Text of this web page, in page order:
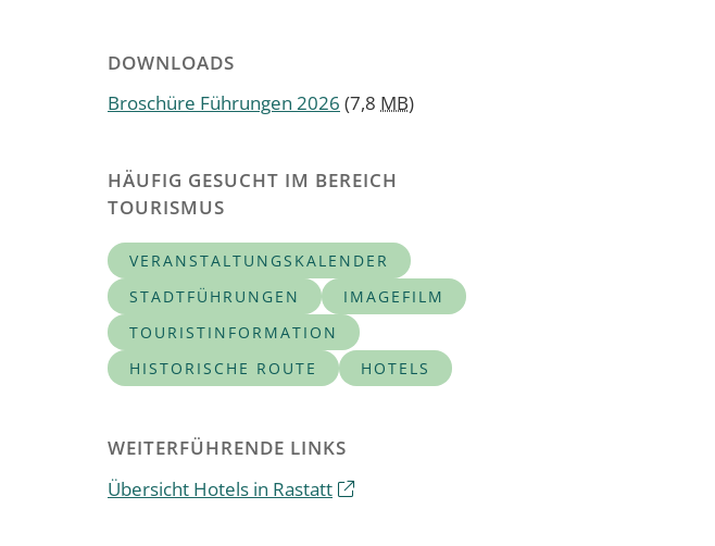
DOWNLOADS
Broschüre Führungen 2026 (7,8 MB)
HÄUFIG GESUCHT IM BEREICH
TOURISMUS
VERANSTALTUNGSKALENDER
STADTFÜHRUNGEN
IMAGEFILM
TOURISTINFORMATION
HISTORISCHE ROUTE
HOTELS
WEITERFÜHRENDE LINKS
Übersicht Hotels in Rastatt